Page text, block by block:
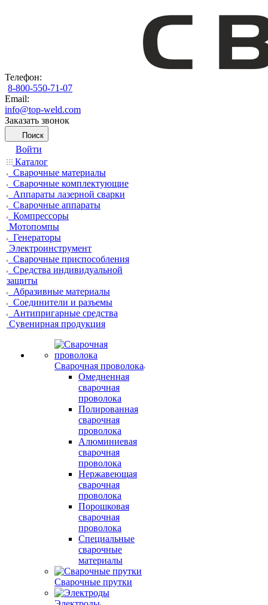
Телефон:
8-800-550-71-07
Email:
info@top-weld.com
Заказать звонок
Поиск
Войти
Каталог
Сварочные материалы
Сварочные комплектующие
Аппараты лазерной сварки
Сварочные аппараты
Компрессоры
Мотопомпы
Генераторы
Электроинструмент
Сварочные приспособления
Средства индивидуальной
защиты
Абразивные материалы
Соединители и разъемы
Антипригарные средства
Сувенирная продукция
Сварочная проволока
Омедненная
сварочная
проволока
Полированная
сварочная
проволока
Алюминиевая
сварочная
проволока
Нержавеющая
сварочная
проволока
Порошковая
сварочная
проволока
Специальные
сварочные
материалы
Сварочные прутки